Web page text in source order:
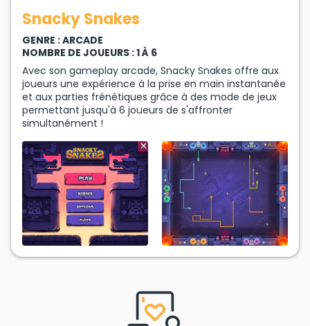
Snacky Snakes
GENRE : ARCADE
NOMBRE DE JOUEURS : 1 À 6
Avec son gameplay arcade, Snacky Snakes offre aux
joueurs une expérience à la prise en main instantanée
et aux parties frénétiques grâce à des mode de jeux
permettant jusqu'à 6 joueurs de s'affronter
simultanément !